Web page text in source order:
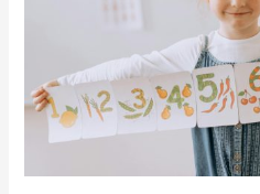
Cómo
Empezar